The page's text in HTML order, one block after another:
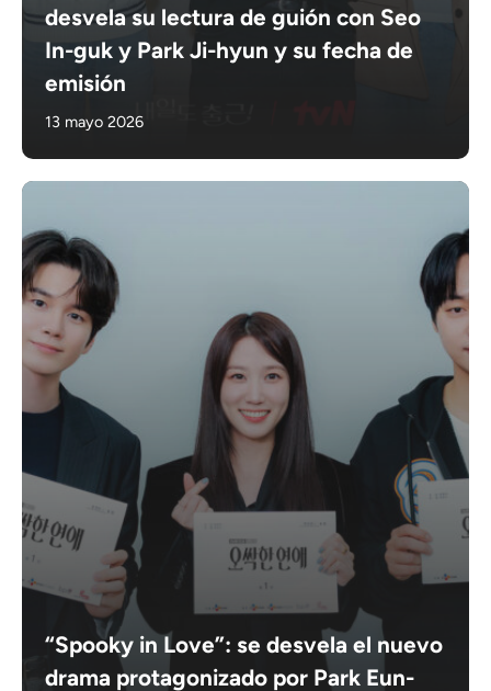
desvela su lectura de guión con Seo
In-guk y Park Ji-hyun y su fecha de
emisión
13 mayo 2026
“Spooky in Love”: se desvela el nuevo
drama protagonizado por Park Eun-